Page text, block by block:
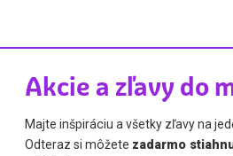
Akcie a zľavy do
Majte inšpiráciu a všetky zľavy na
Odteraz si môžete zadarmo